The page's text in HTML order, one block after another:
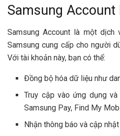
Samsung Account
Samsung Account là một
Samsung cung cấp cho người
Với tài khoản này, bạn có thể:
Đồng bộ hóa dữ liệu như
Truy cập vào ứng dụng
Samsung Pay, Find My
Nhận thông báo và cập